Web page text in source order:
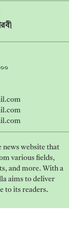
news website that
various fields,
and more. With a
aims to deliver
to its readers.